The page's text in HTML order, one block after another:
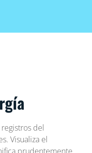
del
Visualiza el